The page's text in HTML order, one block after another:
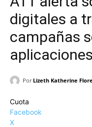
digitales a
campañas
Por Lizeth Katherine
Cuota
Facebook
X